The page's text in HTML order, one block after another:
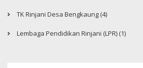
TK Rinjani Desa Bengkaung (4)
Lembaga Pendidikan Rinjani (LPR) (1)